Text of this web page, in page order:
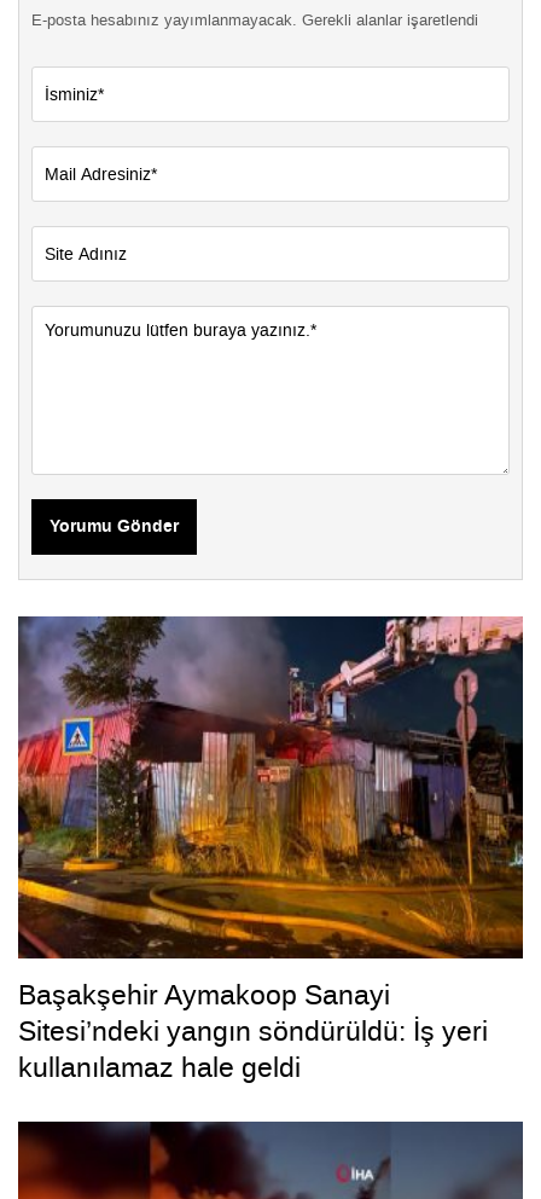
E-posta hesabınız yayımlanmayacak. Gerekli alanlar işaretlendi
Yorumu Gönder
Başakşehir Aymakoop Sanayi
Sitesi’ndeki yangın söndürüldü: İş yeri
kullanılamaz hale geldi